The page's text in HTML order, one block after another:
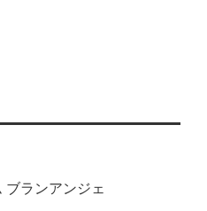
ブランアンジェ